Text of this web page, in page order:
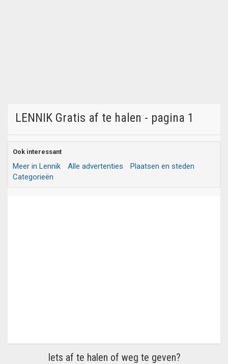
LENNIK Gratis af te halen - pagina 1
Ook interessant
Meer in Lennik Alle advertenties
Plaatsen en steden
Categorieën
Iets af te halen of weg te geven?